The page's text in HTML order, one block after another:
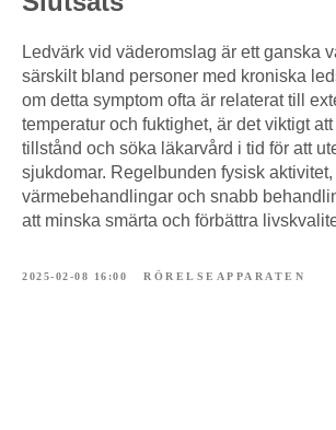
Ledvärk vid väderomslag är ett ganska
särskilt bland personer med kroniska
om detta symptom ofta är relaterat till
temperatur och fuktighet, är det viktigt
tillstånd och söka läkarvård i tid för att
sjukdomar. Regelbunden fysisk aktivitet,
värmebehandlingar och snabb
att minska smärta och förbättra
2025-02-08 16:00 RÖRELSEAPPARATEN